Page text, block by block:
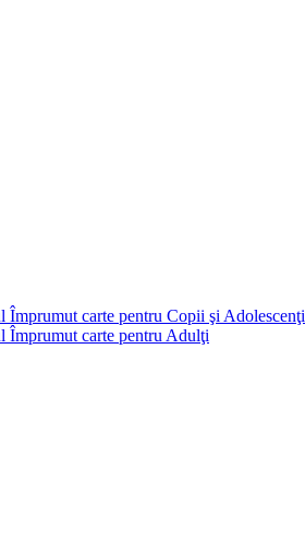
carte pentru Copii şi Adolescenţi
Împrumut carte pentru Adulţi